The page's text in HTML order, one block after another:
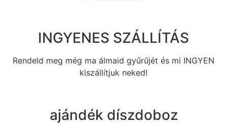
INGYENES SZÁLLÍTÁS
Rendeld meg még ma álmaid gyűrűjét és mi INGYEN
kiszállítjuk neked!
ajándék díszdoboz